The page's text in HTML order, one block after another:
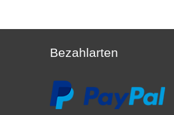
Bezahlarten